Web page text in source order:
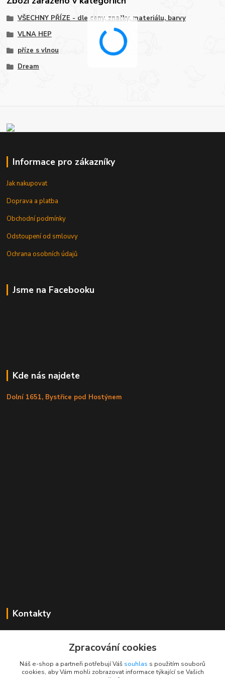
VŠECHNY PŘÍZE - dle ceny, značky, materiálu, barvy
VLNA HEP
příze s vlnou
Dream
Informace pro zákazníky
Jak nakupovat
Doprava a platba
Obchodní podmínky
Odstoupení od smlouvy
Ochrana osobních údajů
Jsme na Facebooku
Kde nás najdete
Dolní 1651, Bystřice pod Hostýnem
Kontakty
+420 725 613 837
info@rajklubicek.cz
Zpracování cookies
Náš e-shop a partneři potřebují Váš souhlas s použitím souborů
cookies, aby Vám mohli zobrazovat informace týkající se Vašich